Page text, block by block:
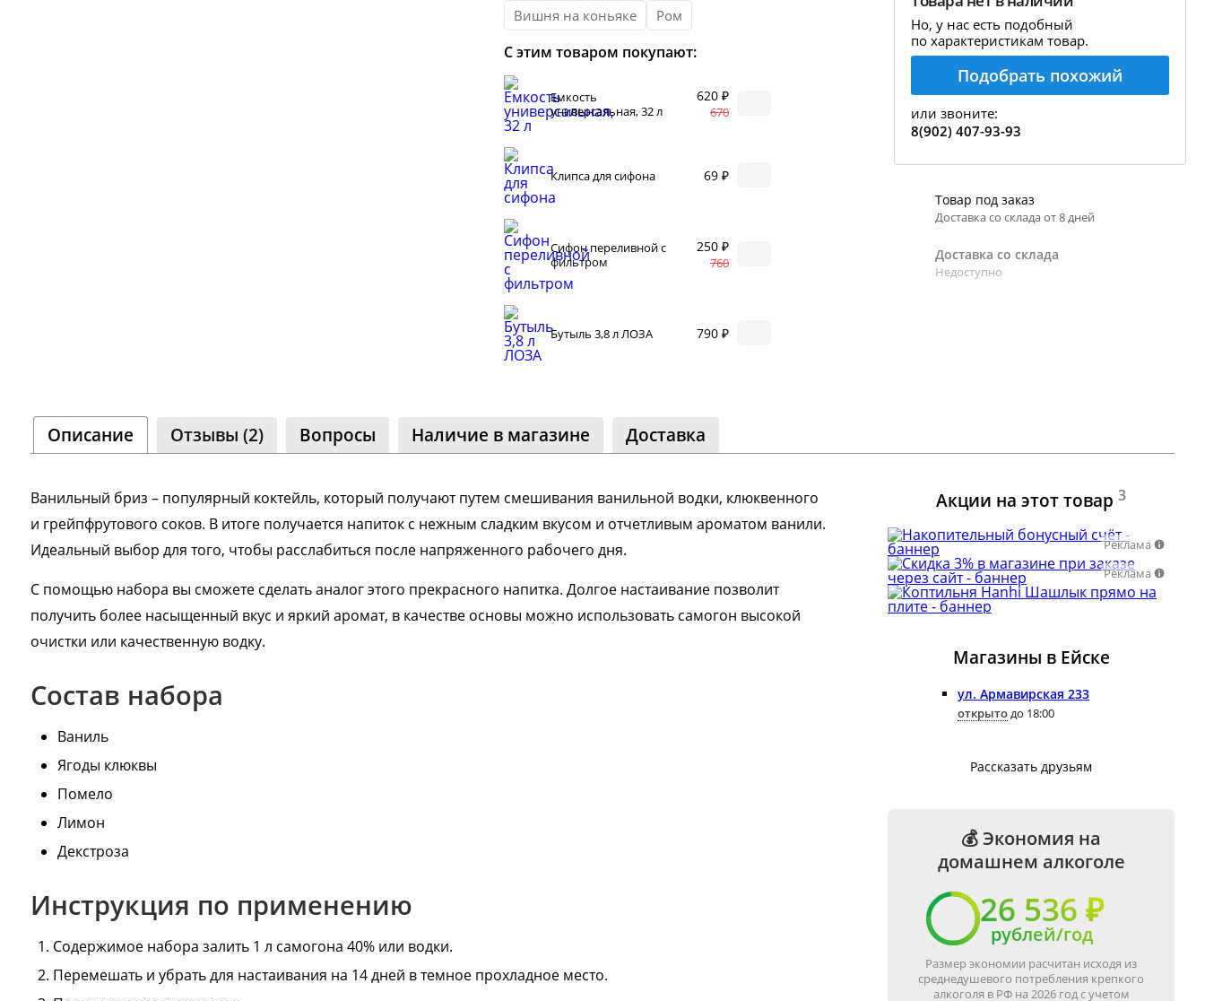
автоклаве
Сообщество
Одноклассники
8 000+ читателей
Коррекция показаний ареометра
Разбавление и испарение сусла
Содержание алкоголя в пиве
Вишня на коньяке
Ром
С этим товаром покупают:
Емкость
универсальная, 32 л
620 ₽
670
Клипса для сифона 69 ₽
Сифон переливной с
фильтром
250 ₽
760
Бутыль 3,8 л ЛОЗА 790 ₽
Но, у нас есть подобный
по характеристикам товар.
Подобрать похожий
или звоните:
8(902) 407-93-93
Товар под заказ
Доставка со склада от 8 дней
Доставка со склада
Недоступно
Описание Отзывы (2) Вопросы Наличие в магазине Доставка
Ванильный бриз – популярный коктейль, который получают путем смешивания ванильной водки, клюквенного
и грейпфрутового соков. В итоге получается напиток с нежным сладким вкусом и отчетливым ароматом ванили.
Идеальный выбор для того, чтобы расслабиться после напряженного рабочего дня.
С помощью набора вы сможете сделать аналог этого прекрасного напитка. Долгое настаивание позволит
получить более насыщенный вкус и яркий аромат, в качестве основы можно использовать самогон высокой
очистки или качественную водку.
Состав набора
Ваниль
Ягоды клюквы
Помело
Лимон
Декстроза
Инструкция по применению
Содержимое набора залить 1 л самогона 40% или водки.
Перемешать и убрать для настаивания на 14 дней в темное прохладное место.
Акции на этот товар 3
Реклама
Реклама
Магазины в Ейскe
ул. Армавирская 233
открытодо 18:00
Рассказать друзьям
💰 Экономия на
домашнем алкоголе
26 536 ₽
рублей/год
Размер экономии расчитан исходя из
среднедушевого потребления крепкого
алкоголя в РФ на 2026 год с учетом